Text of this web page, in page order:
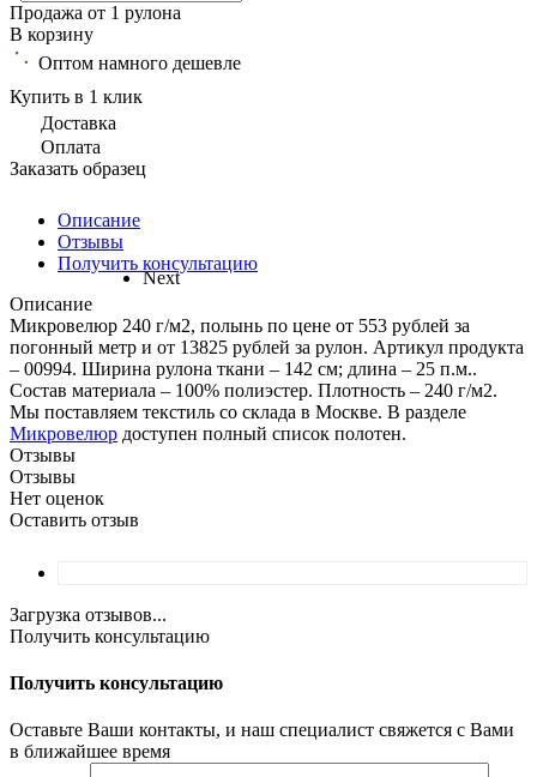
Next
Продажа от 1 рулона
В корзину
Оптом намного дешевле
Купить в 1 клик
Доставка
Оплата
Заказать образец
Описание
Отзывы
Получить консультацию
Описание
Микровелюр 240 г/м2, полынь по цене от 553 рублей за
погонный метр и от 13825 рублей за рулон. Артикул продукта
– 00994. Ширина рулона ткани – 142 см; длина – 25 п.м..
Состав материала – 100% полиэстер. Плотность – 240 г/м2.
Мы поставляем текстиль со склада в Москве. В разделе
Микровелюр доступен полный список полотен.
Отзывы
Отзывы
Нет оценок
Оставить отзыв
Загрузка отзывов...
Получить консультацию
Получить консультацию
Оставьте Ваши контакты, и наш специалист свяжется с Вами
в ближайшее время